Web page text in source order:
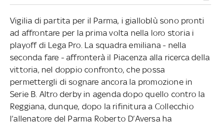
Vigilia di partita per il Parma, i gialloblù sono pronti
ad affrontare per la prima volta nella loro storia i
playoff di Lega Pro. La squadra emiliana - nella
seconda fare - affronterà il Piacenza alla ricerca della
vittoria, nel doppio confronto, che possa
permettergli di sognare ancora la promozione in
Serie B. Altro derby in agenda dopo quello contro la
Reggiana, dunque, dopo la rifinitura a Collecchio
l’allenatore del Parma Roberto D’Aversa ha